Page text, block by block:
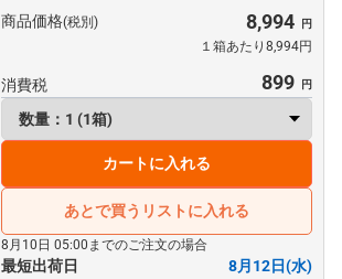
商品価格(税別) 8,994
１箱あたり8,994円
消費税 899
カートに入れる
あとで買うリストに入れる
8月10日 05:00までのご注文の場合
最短出荷日 8月12日(水)